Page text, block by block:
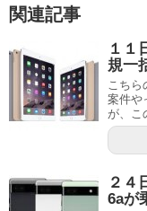
関連記事
１１
規一
こちら
案件や
が、こ
２４
6aが